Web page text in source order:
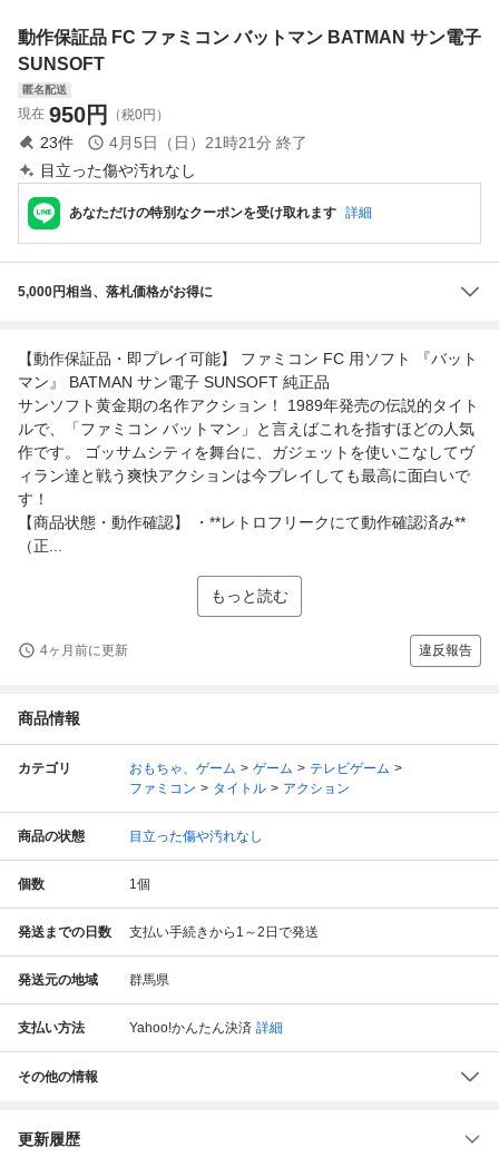
ッジ
動作保証品 FC ファミコン バットマン BATMAN サン電子
SUNSOFT
匿名配送
現在 950円 （税0円）
23件 4月5日（日）21時21分 終了
目立った傷や汚れなし
あなただけの特別なクーポンを受け取れます 詳細
5,000円相当、落札価格がお得に
【動作保証品・即プレイ可能】 ファミコン FC 用ソフト 『バット
マン』 BATMAN サン電子 SUNSOFT 純正品
サンソフト黄金期の名作アクション！ 1989年発売の伝説的タイト
ルで、「ファミコン バットマン」と言えばこれを指すほどの人気
作です。 ゴッサムシティを舞台に、ガジェットを使いこなしてヴ
ィラン達と戦う爽快アクションは今プレイしても最高に面白いで
す！
【商品状態・動作確認】 ・**レトロフリークにて動作確認済み**
（正...
もっと読む
4ヶ月前に更新 違反報告
商品情報
カテゴリ おもちゃ、ゲーム ゲーム
テレビゲーム
ファミコン
タイトル アクション
商品の状態 目立った傷や汚れなし
個数 1個
発送までの日数 支払い手続きから1～2日で発送
発送元の地域 群馬県
支払い方法 Yahoo!かんたん決済 詳細
その他の情報
更新履歴